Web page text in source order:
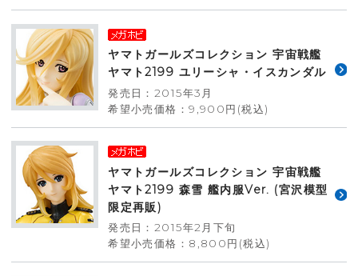
ヤマトガールズコレクション 宇宙戦艦
ヤマト2199 ユリーシャ・イスカンダル
発売日：2015年3月
希望小売価格：9,900円(税込)
ヤマトガールズコレクション 宇宙戦艦
ヤマト2199 森雪 艦内服Ver. (宮沢模型
限定再販)
発売日：2015年2月下旬
希望小売価格：8,800円(税込)